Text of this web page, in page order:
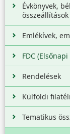
Évkönyvek,
összeállítások
Emlékívek,
FDC
Rendelések
Külföldi
Tematikus